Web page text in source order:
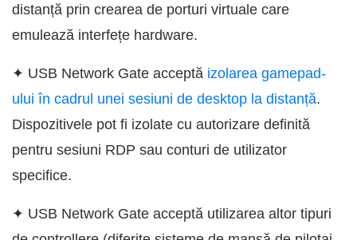
distanță prin crearea de porturi virtuale care
emulează interfețe hardware.
✦ USB Network Gate acceptă izolarea gamepad-
ului în cadrul unei sesiuni de desktop la distanță.
Dispozitivele pot fi izolate cu autorizare definită
pentru sesiuni RDP sau conturi de utilizator
specifice.
✦ USB Network Gate acceptă utilizarea altor tipuri